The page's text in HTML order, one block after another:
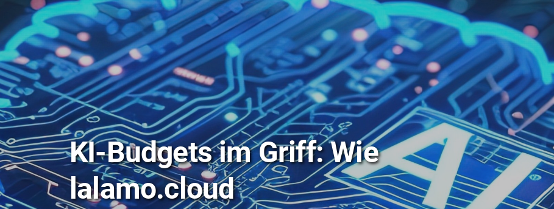
Sicherheit Multimedia
Sitemap
Suche
Weiterleitung
KI-Budgets im Griff: Wie
lalamo.cloud